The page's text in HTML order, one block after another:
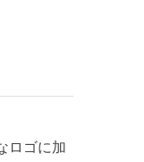
ロゴに加